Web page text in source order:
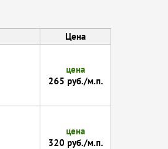
Цена
цена
265 руб./м.п.
цена
320 руб./м.п.